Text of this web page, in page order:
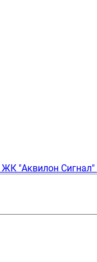
ЖК "Аквилон Сигнал"